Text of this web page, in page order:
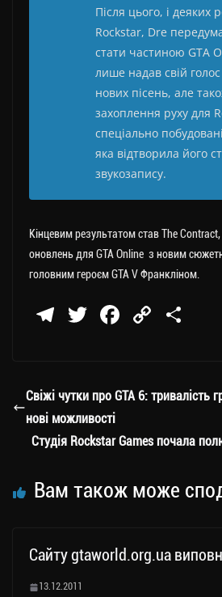
Після цього, і деяких
Rockstar, Dre
стати частиною GTA
лише надав свій голос
нових пісень, але
захоплення руху для
спеціально
яка відтворила його
звукозапису.
Кінцевим результатом став The
оновлень для GTA Online з новим
головним героєм GTA V Франкліном.
Te
a
m
T
er
Fa
ok
C
Li ли
ся
Свіжі чутки про GTA 6: тривалість
нові можливості
Студія Rockstar Games почала
Вам також може
Сайту gtaworld.org.ua
13.12.2011